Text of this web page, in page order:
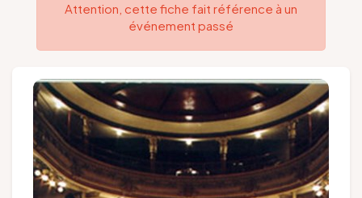
Nos suggestions
Pays de Liège
Agenda
Presse
Groupes et voyagistes
Attention, cette fiche fait référence à un
événement passé